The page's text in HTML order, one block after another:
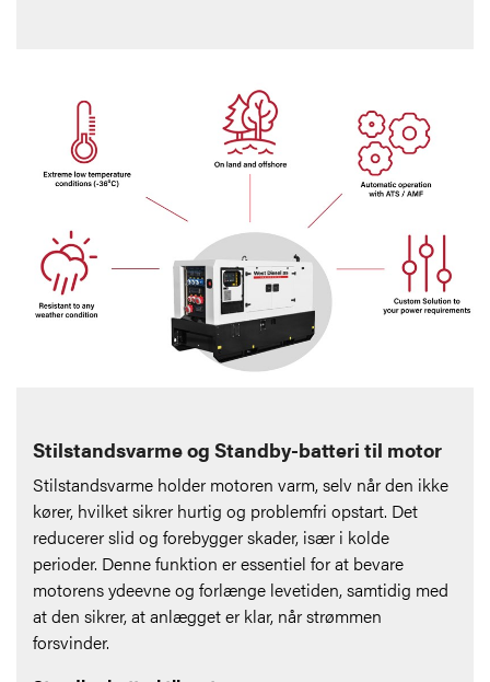
Stilstandsvarme og Standby-batteri til motor
Stilstandsvarme holder motoren varm, selv når den ikke
kører, hvilket sikrer hurtig og problemfri opstart. Det
reducerer slid og forebygger skader, især i kolde
perioder. Denne funktion er essentiel for at bevare
motorens ydeevne og forlænge levetiden, samtidig med
at den sikrer, at anlægget er klar, når strømmen
forsvinder.